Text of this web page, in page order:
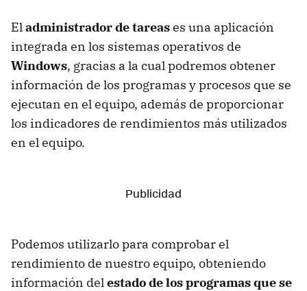
Eladministrador de tareases una aplicación
integrada en los sistemas operativos de
Windows, gracias a la cual podremos obtener
información de los programas y procesos que se
ejecutan en el equipo, además de proporcionar
los indicadores de rendimientos más utilizados
en el equipo.
Podemos utilizarlo para comprobar el
rendimiento de nuestro equipo, obteniendo
información delestado de los programas que se